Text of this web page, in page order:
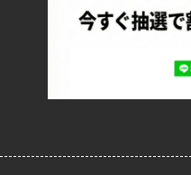
ロッカーズについて